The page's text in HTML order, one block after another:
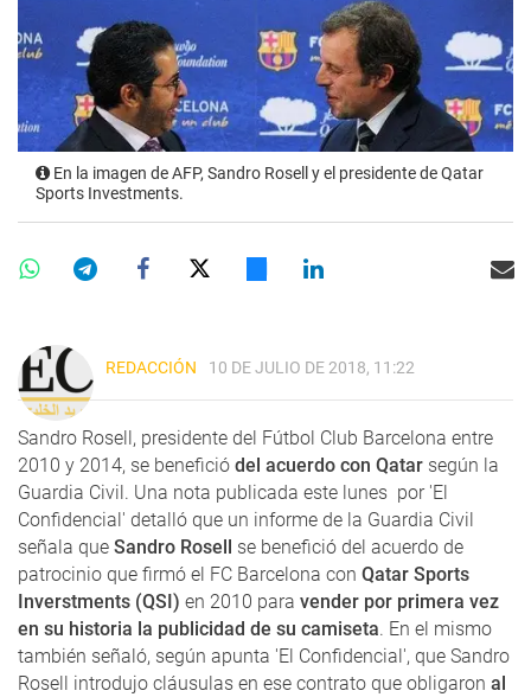
En la imagen de AFP, Sandro Rosell y el presidente de Qatar
Sports Investments.
REDACCIÓN 10 DE JULIO DE 2018, 11:22
Sandro Rosell, presidente del Fútbol Club Barcelona entre
2010 y 2014, se benefició del acuerdo con Qatar según la
Guardia Civil. Una nota publicada este lunes por 'El
Confidencial' detalló que un informe de la Guardia Civil
señala que Sandro Rosell se benefició del acuerdo de
patrocinio que firmó el FC Barcelona con Qatar Sports
Inverstments (QSI) en 2010 para vender por primera vez
en su historia la publicidad de su camiseta. En el mismo
también señaló, según apunta 'El Confidencial', que Sandro
Rosell introdujo cláusulas en ese contrato que obligaron al